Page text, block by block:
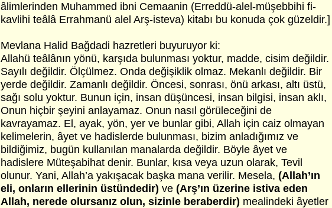
âlimlerinden Muhammed ibni Cemaanin (Erreddü-alel-müşebbihi fi-
kavlihi teâlâ Errahmanü alel Arş-isteva) kitabı bu konuda çok güzeldir.]
Mevlana Halid Bağdadi hazretleri buyuruyor ki:
Allahü teâlânın yönü, karşıda bulunması yoktur, madde, cisim değildir.
Sayılı değildir. Ölçülmez. Onda değişiklik olmaz. Mekanlı değildir. Bir
yerde değildir. Zamanlı değildir. Öncesi, sonrası, önü arkası, altı üstü,
sağı solu yoktur. Bunun için, insan düşüncesi, insan bilgisi, insan aklı,
Onun hiçbir şeyini anlayamaz. Onun nasıl görüleceğini de
kavrayamaz. El, ayak, yön, yer ve bunlar gibi, Allah için caiz olmayan
kelimelerin, âyet ve hadislerde bulunması, bizim anladığımız ve
bildiğimiz, bugün kullanılan manalarda değildir. Böyle âyet ve
hadislere Müteşabihat denir. Bunlar, kısa veya uzun olarak, Tevil
olunur. Yani, Allah’a yakışacak başka mana verilir. Mesela, (Allah’ın
eli, onların ellerinin üstündedir) ve (Arş’ın üzerine istiva eden
Allah, nerede olursanız olun, sizinle beraberdir) mealindeki âyetler